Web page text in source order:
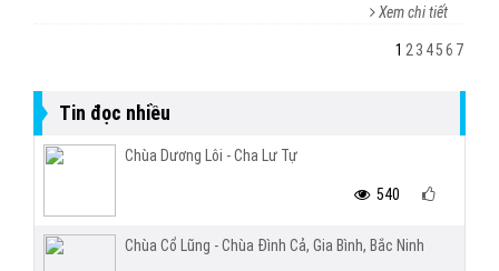
Xem chi tiết
1 2 3 456 7
Tin đọc nhiều
Chùa Dương Lôi - Cha Lư Tự
540
Chùa Cổ Lũng - Chùa Đình Cả, Gia Bình, Bắc Ninh